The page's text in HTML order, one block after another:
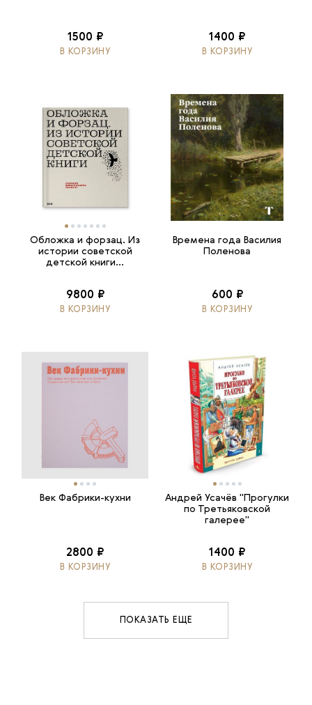
1500 ₽
В КОРЗИНУ
1400 ₽
В КОРЗИНУ
Обложка и форзац. Из
истории советской
детской книги...
9800 ₽
В КОРЗИНУ
Времена года Василия
Поленова
600 ₽
В КОРЗИНУ
Век Фабрики-кухни
2800 ₽
В КОРЗИНУ
Андрей Усачёв "Прогулки
по Третьяковской
галерее"
1400 ₽
В КОРЗИНУ
ПОКАЗАТЬ ЕЩЕ